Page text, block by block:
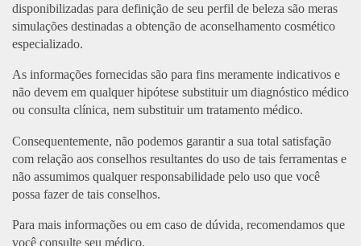
disponibilizadas para definição de seu perfil de beleza são meras
simulações destinadas a obtenção de aconselhamento cosmético
especializado.
As informações fornecidas são para fins meramente indicativos e
não devem em qualquer hipótese substituir um diagnóstico médico
ou consulta clínica, nem substituir um tratamento médico.
Consequentemente, não podemos garantir a sua total satisfação
com relação aos conselhos resultantes do uso de tais ferramentas e
não assumimos qualquer responsabilidade pelo uso que você
possa fazer de tais conselhos.
Para mais informações ou em caso de dúvida, recomendamos que
você consulte seu médico.